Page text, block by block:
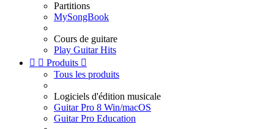
Partitions
MySongBook
Cours de guitare
Play Guitar Hits
  Produits 
Tous les produits
Logiciels d'édition musicale
Guitar Pro 8 Win/macOS
Guitar Pro Education